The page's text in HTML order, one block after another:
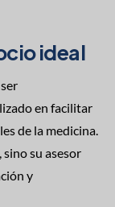
ideal
en facilitar
de la medicina.
su asesor
y